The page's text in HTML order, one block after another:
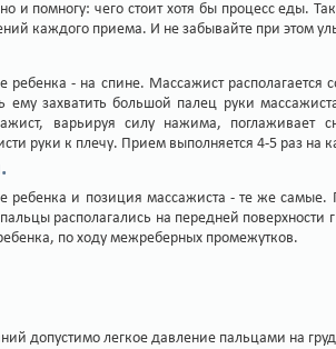
и помногу: чего стоит хотя бы процесс еды.
каждого приема. И не забывайте при этом
ребенка - на спине. Массажист
ему захватить большой палец руки
варьируя силу нажима, поглаживает
руки к плечу. Прием выполняется 4-5 раз на
ребенка и позиция массажиста - те же
располагались на передней
по ходу межреберных промежутков.
допустимо легкое давление пальцами на